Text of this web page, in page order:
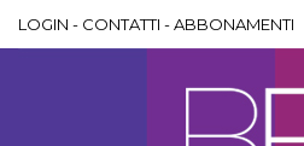
LOGIN - CONTATTI -ABBONAMENTI